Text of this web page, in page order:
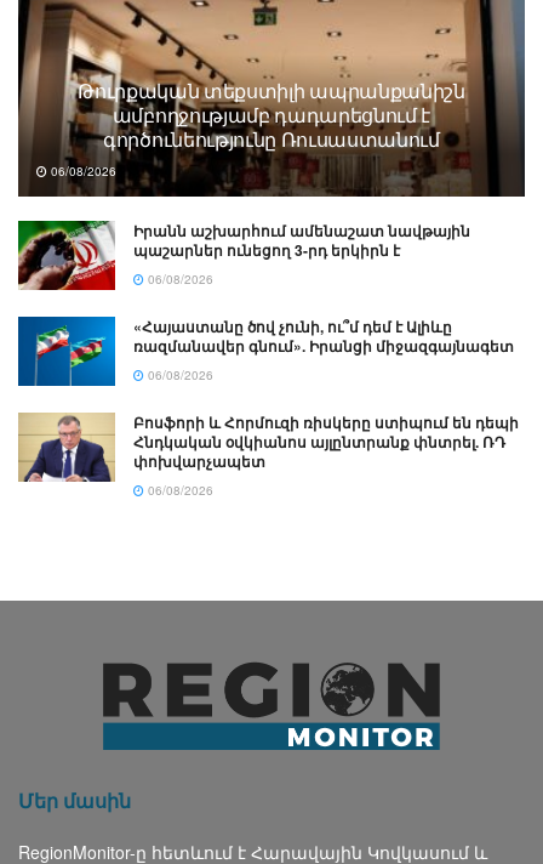
Թուրքական տեքստիլի ապրանքանիշն
ամբողջությամբ դադարեցնում է
գործունեությունը Ռուսաստանում
06/08/2026
Իրանն աշխարհում ամենաշատ նավթային
պաշարներ ունեցող 3-րդ երկիրն է
06/08/2026
«Հայաստանը ծով չունի, ու՞մ դեմ է Ալիևը
ռազմանավեր գնում». Իրանցի միջազգայնագետ
06/08/2026
Բոսֆորի և Հորմուզի ռիսկերը ստիպում են դեպի
Հնդկական օվկիանոս այլընտրանք փնտրել. ՌԴ
փոխվարչապետ
06/08/2026
Մեր մասին
RegionMonitor-ը հետևում է Հարավային Կովկասում և